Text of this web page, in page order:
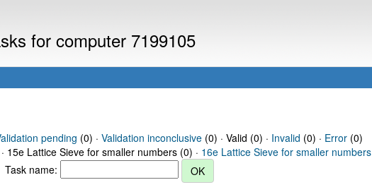
for computer 7199105
pending (0) · Validation inconclusive(0) · Valid (0) · Invalid (0) · Error(0)
15e Lattice Sieve for smaller numbers (0) · 16e Lattice Sieve for smaller numbers
Task name: